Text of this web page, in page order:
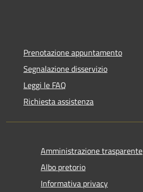
Prenotazione appuntamento
Segnalazione disservizio
Leggi le FAQ
Richiesta assistenza
Amministrazione trasparente
Albo pretorio
Informativa privacy